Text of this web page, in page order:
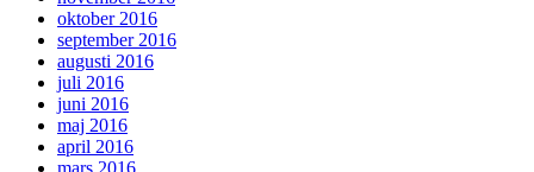
oktober 2016
september 2016
augusti 2016
juli 2016
juni 2016
maj 2016
april 2016